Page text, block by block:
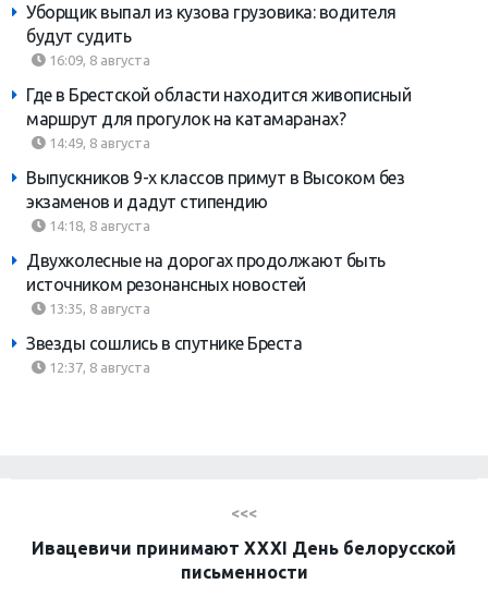
Уборщик выпал из кузова грузовика: водителя
будут судить
16:09, 8 августа
Где в Брестской области находится живописный
маршрут для прогулок на катамаранах?
14:49, 8 августа
Выпускников 9-х классов примут в Высоком без
экзаменов и дадут стипендию
14:18, 8 августа
Двухколесные на дорогах продолжают быть
источником резонансных новостей
13:35, 8 августа
Звезды сошлись в спутнике Бреста
12:37, 8 августа
<<<
Ивацевичи принимают XXXI День белорусской
письменности